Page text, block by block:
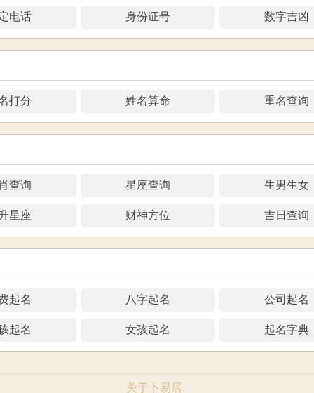
电话 身份证号 数字吉凶
打分 姓名算命 重名查询
查询 星座查询 生男生女
升星座 财神方位 吉日查询
起名 八字起名 公司起名
起名 女孩起名 起名字典
关于卜易居